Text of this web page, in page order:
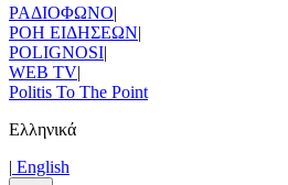
ΡΑΔΙΟΦΩΝΟ|
ΡΟΗ ΕΙΔΗΣΕΩΝ|
POLIGNOSI|
WEB TV|
Politis To The Point
Ελληνικά
| Εnglish